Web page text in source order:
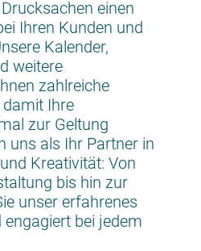
einen
Ihren Kunden und
Kalender,
weitere
zahlreiche
Ihre
zur Geltung
uns als Ihr Partner in
Kreativität: Von
bis hin zur
unser erfahrenes
bei jedem